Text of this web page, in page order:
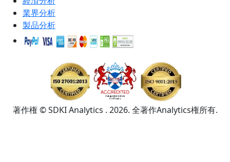
業界分析
製品分析
著作権 © SDKI Analytics . 2026. 全著作Analytics権所有.